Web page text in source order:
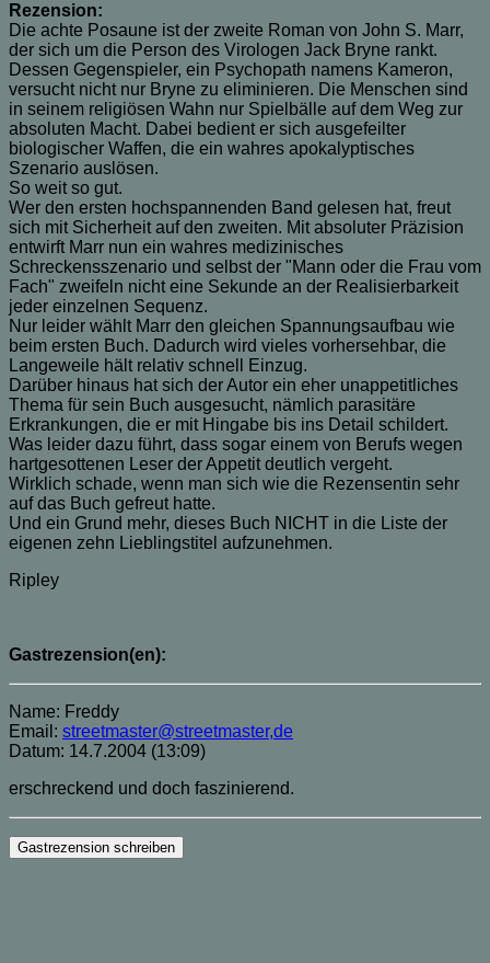
Rezension:
Die achte Posaune ist der zweite Roman von John S. Marr,
der sich um die Person des Virologen Jack Bryne rankt.
Dessen Gegenspieler, ein Psychopath namens Kameron,
versucht nicht nur Bryne zu eliminieren. Die Menschen sind
in seinem religiösen Wahn nur Spielbälle auf dem Weg zur
absoluten Macht. Dabei bedient er sich ausgefeilter
biologischer Waffen, die ein wahres apokalyptisches
Szenario auslösen.
So weit so gut.
Wer den ersten hochspannenden Band gelesen hat, freut
sich mit Sicherheit auf den zweiten. Mit absoluter Präzision
entwirft Marr nun ein wahres medizinisches
Schreckensszenario und selbst der "Mann oder die Frau vom
Fach" zweifeln nicht eine Sekunde an der Realisierbarkeit
jeder einzelnen Sequenz.
Nur leider wählt Marr den gleichen Spannungsaufbau wie
beim ersten Buch. Dadurch wird vieles vorhersehbar, die
Langeweile hält relativ schnell Einzug.
Darüber hinaus hat sich der Autor ein eher unappetitliches
Thema für sein Buch ausgesucht, nämlich parasitäre
Erkrankungen, die er mit Hingabe bis ins Detail schildert.
Was leider dazu führt, dass sogar einem von Berufs wegen
hartgesottenen Leser der Appetit deutlich vergeht.
Wirklich schade, wenn man sich wie die Rezensentin sehr
auf das Buch gefreut hatte.
Und ein Grund mehr, dieses Buch NICHT in die Liste der
eigenen zehn Lieblingstitel aufzunehmen.
Ripley
Gastrezension(en):
Name: Freddy
Email: streetmaster@streetmaster,de
Datum: 14.7.2004 (13:09)
erschreckend und doch faszinierend.